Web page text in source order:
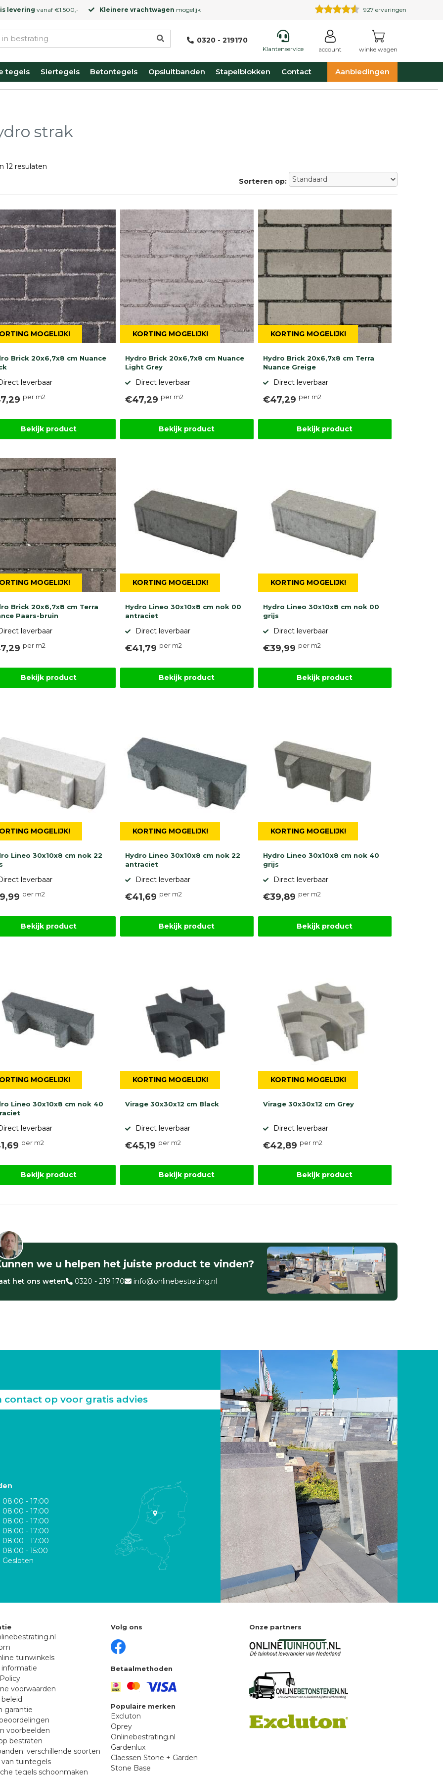
levering vanaf €1.500,- Kleinere vrachtwagen mogelijk 927 ervaringen
0320 - 219170
Klantenservice account winkelwagen
tegels Siertegels Betontegels Opsluitbanden Stapelblokken Contact Aanbiedingen
strak
12 resulaten
Sorteren op:
MOGELIJK!
Brick 20x6,7x8 cm Nuance
leverbaar
per m2
Bekijk product
KORTING MOGELIJK!
Hydro Brick 20x6,7x8 cm Nuance
Light Grey
Direct leverbaar
€47,29 per m2
Bekijk product
KORTING MOGELIJK!
Hydro Brick 20x6,7x8 cm Terra
Nuance Greige
Direct leverbaar
€47,29 per m2
Bekijk product
MOGELIJK!
Brick 20x6,7x8 cm Terra
Paars-bruin
leverbaar
per m2
Bekijk product
KORTING MOGELIJK!
Hydro Lineo 30x10x8 cm nok 00
antraciet
Direct leverbaar
€41,79 per m2
Bekijk product
KORTING MOGELIJK!
Hydro Lineo 30x10x8 cm nok 00
grijs
Direct leverbaar
€39,99 per m2
Bekijk product
MOGELIJK!
Lineo 30x10x8 cm nok 22
leverbaar
per m2
Bekijk product
KORTING MOGELIJK!
Hydro Lineo 30x10x8 cm nok 22
antraciet
Direct leverbaar
€41,69 per m2
Bekijk product
KORTING MOGELIJK!
Hydro Lineo 30x10x8 cm nok 40
grijs
Direct leverbaar
€39,89 per m2
Bekijk product
MOGELIJK!
Lineo 30x10x8 cm nok 40
leverbaar
per m2
Bekijk product
KORTING MOGELIJK!
Virage 30x30x12 cm Black
Direct leverbaar
€45,19 per m2
Bekijk product
KORTING MOGELIJK!
Virage 30x30x12 cm Grey
Direct leverbaar
€42,89 per m2
Bekijk product
we u helpen het juiste product te vinden?
het ons weten 0320 - 219 170 info@onlinebestrating.nl
contact op voor gratis advies
08:00 - 17:00
08:00 - 17:00
08:00 - 17:00
08:00 - 17:00
08:00 - 17:00
08:00 - 15:00
Gesloten
tuinwinkels
voorwaarden
beleid
garantie
voorbeelden
bestraten
verschillende soorten
tuintegels
tegels schoonmaken
Volg ons
Betaalmethoden
Populaire merken
Excluton
Oprey
Onlinebestrating.nl
Gardenlux
Claessen Stone + Garden
Stone Base
Onze partners